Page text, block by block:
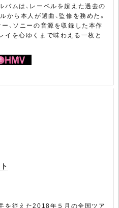
バムは、レーベルを超えた過去の
から本人が選曲、監修を務めた。
、ソニーの音源を収録した本作
イを心ゆくまで味わえる一枚と
を従えた2018年５月の全国ツア